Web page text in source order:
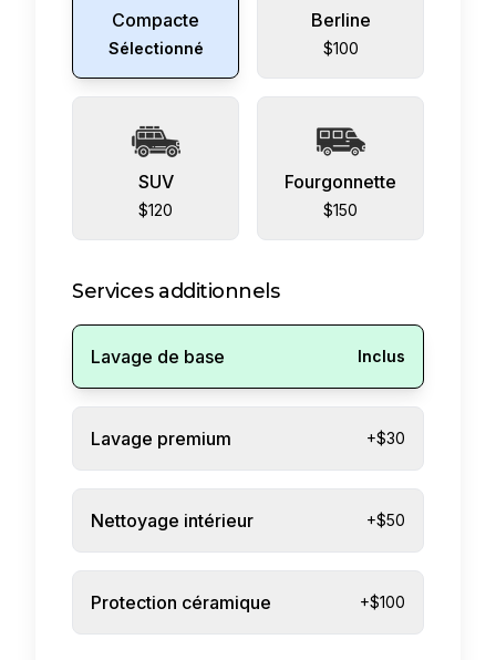
Compacte
Sélectionné
Berline
$100
SUV
$120
Fourgonnette
$150
Services additionnels
Lavage de base Inclus
Lavage premium +$30
Nettoyage intérieur +$50
Protection céramique +$100